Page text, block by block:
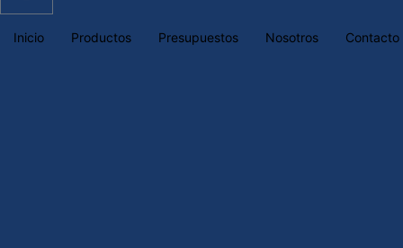
Inicio Productos Presupuestos Nosotros Contacto